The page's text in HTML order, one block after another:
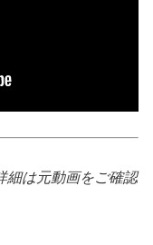
細は元動画をご確認